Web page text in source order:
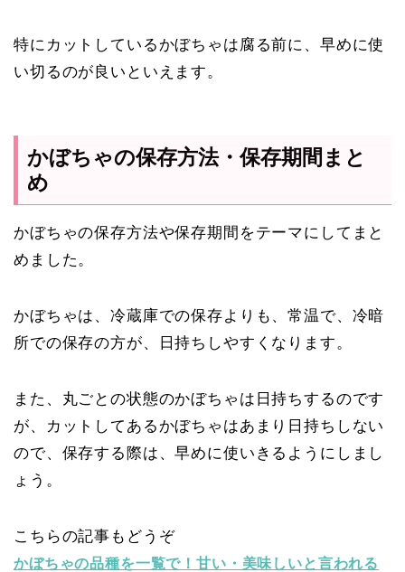
特にカットしているかぼちゃは腐る前に、早めに使
い切るのが良いといえます。
かぼちゃの保存方法・保存期間まと
め
かぼちゃの保存方法や保存期間をテーマにしてまと
めました。
かぼちゃは、冷蔵庫での保存よりも、常温で、冷暗
所での保存の方が、日持ちしやすくなります。
また、丸ごとの状態のかぼちゃは日持ちするのです
が、カットしてあるかぼちゃはあまり日持ちしない
ので、保存する際は、早めに使いきるようにしまし
ょう。
こちらの記事もどうぞ
かぼちゃの品種を一覧で！甘い・美味しいと言われる